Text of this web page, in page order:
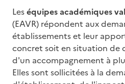
Leséquipes académiques
(EAVR) répondent aux
établissements et leur
concret soit en situation de
d'un accompagnement à
Elles sont sollicitées à la